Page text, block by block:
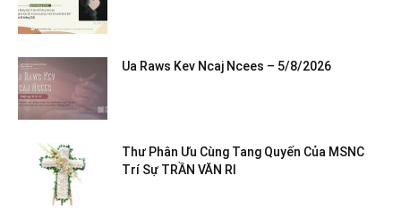
Ua Raws Kev Ncaj Ncees – 5/8/2026
Thư Phân Ưu Cùng Tang Quyến Của MSNC
Trí Sự TRẦN VĂN RI